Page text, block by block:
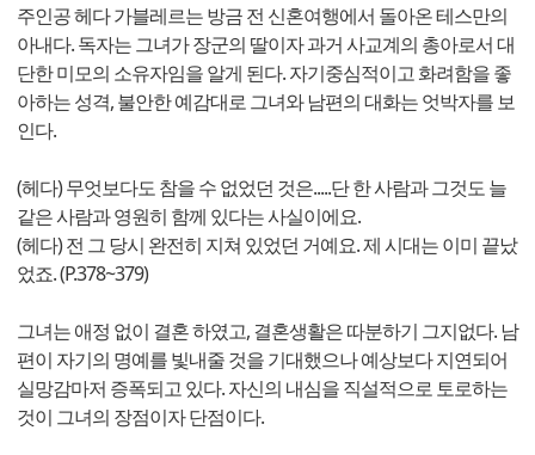
주인공 헤다 가블레르는 방금 전 신혼여행에서 돌아온 테스만의
아내다. 독자는 그녀가 장군의 딸이자 과거 사교계의 총아로서 대
단한 미모의 소유자임을 알게 된다. 자기중심적이고 화려함을 좋
아하는 성격, 불안한 예감대로 그녀와 남편의 대화는 엇박자를 보
인다.
(헤다) 무엇보다도 참을 수 없었던 것은.....단 한 사람과 그것도 늘
같은 사람과 영원히 함께 있다는 사실이에요.
(헤다) 전 그 당시 완전히 지쳐 있었던 거예요. 제 시대는 이미 끝났
었죠. (P.378~379)
그녀는 애정 없이 결혼 하였고, 결혼생활은 따분하기 그지없다. 남
편이 자기의 명예를 빛내줄 것을 기대했으나 예상보다 지연되어
실망감마저 증폭되고 있다. 자신의 내심을 직설적으로 토로하는
것이 그녀의 장점이자 단점이다.